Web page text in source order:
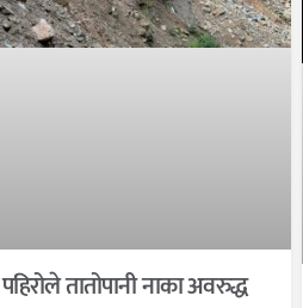
पहिरोले तातोपानी नाका अवरुद्ध